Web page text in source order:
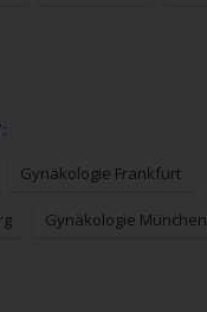
Gynäkologie Frankfurt
Gynäkologie München